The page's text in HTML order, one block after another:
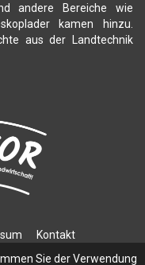
andere Bereiche wie
kamen hinzu.
aus der Landtechnik
Kontakt
Sie der Verwendung